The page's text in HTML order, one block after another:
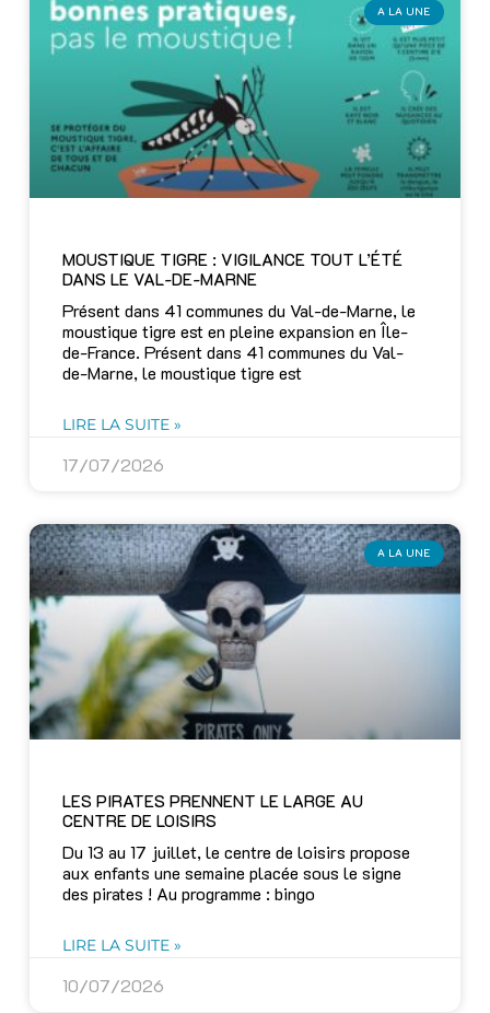
A LA UNE
MOUSTIQUE TIGRE : VIGILANCE TOUT L’ÉTÉ
DANS LE VAL-DE-MARNE
Présent dans 41 communes du Val-de-Marne, le
moustique tigre est en pleine expansion en Île-
de-France. Présent dans 41 communes du Val-
de-Marne, le moustique tigre est
LIRE LA SUITE »
17/07/2026
A LA UNE
LES PIRATES PRENNENT LE LARGE AU
CENTRE DE LOISIRS
Du 13 au 17 juillet, le centre de loisirs propose
aux enfants une semaine placée sous le signe
des pirates ! Au programme : bingo
LIRE LA SUITE »
10/07/2026